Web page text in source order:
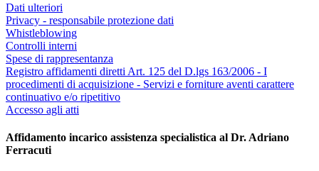
Dati ulteriori
Privacy - responsabile protezione dati
Whistleblowing
Controlli interni
Spese di rappresentanza
Registro affidamenti diretti Art. 125 del D.lgs 163/2006 - I
procedimenti di acquisizione - Servizi e forniture aventi carattere
continuativo e/o ripetitivo
Accesso agli atti
Affidamento incarico assistenza specialistica al Dr. Adriano
Ferracuti